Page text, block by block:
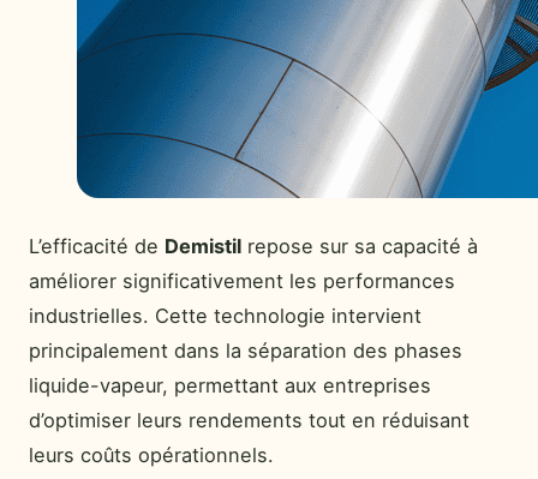
L’efficacité de Demistil repose sur sa capacité à
améliorer significativement les performances
industrielles. Cette technologie intervient
principalement dans la séparation des phases
liquide-vapeur, permettant aux entreprises
d’optimiser leurs rendements tout en réduisant
leurs coûts opérationnels.